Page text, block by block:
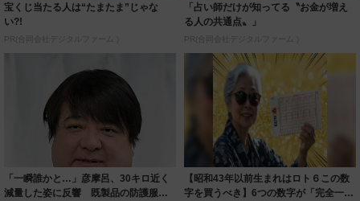
宝くじ当たる人は“たまたま”じゃな
い?!
PR(合同会社デジタルファーム )
「占い師だけが知ってる〝お金が増え
る人の共通点〟」
PR(合同会社デジタルファーム )
「一瞬誰かと…」彦摩呂、30キロ近く
減量した姿に反響 既製品の防護服が
【昭和43年以前生まれはロト６この数
字を買うべき】6つの数字が「完全一